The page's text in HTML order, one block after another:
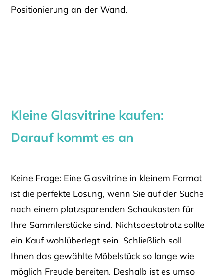
Positionierung an der Wand.
Kleine Glasvitrine kaufen:
Darauf kommt es an
Keine Frage: Eine Glasvitrine in kleinem Format
ist die perfekte Lösung, wenn Sie auf der Suche
nach einem platzsparenden Schaukasten für
Ihre Sammlerstücke sind. Nichtsdestotrotz sollte
ein Kauf wohlüberlegt sein. Schließlich soll
Ihnen das gewählte Möbelstück so lange wie
möglich Freude bereiten. Deshalb ist es umso